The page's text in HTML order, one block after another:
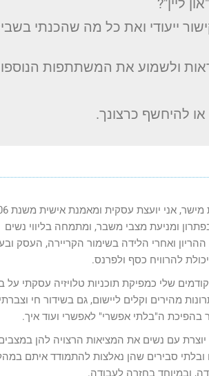
ליין"?
ייעודי ואת כל מה שהכנתי
ולשמוע את המשתתפות
או להיחשף כרצונך.
ומניעת מצבי משבר, ומתמחה בליווי נשים
ואחרי הלידה בשימור הקריירה, העסק
להרוויח כסף ולפרנס.
שלי כמפיקת תוכניות טלויזיה עסקתי על
מהירים וקלים ליישום, גם בשידור חי וצברתי
בהפיכת ה"בלתי אפשרי" לאפשרי ועוד איך.
יוצרת עם נשים את המציאות הרצויה להן
ובלתי סבירים שהן נאלצות להתמודד איתם
ובמיוחד בחזרה לעבודה.